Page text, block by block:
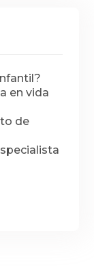
en vida
de